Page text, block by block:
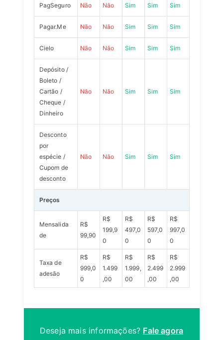
PagSeguro Não Não Sim Sim Sim
Pagar.Me Não Não Sim Sim Sim
Cielo Não Não Sim Sim Sim
Depósito /
Boleto /
Cartão /
Cheque /
Dinheiro
Não Não Sim Sim Sim
Desconto
por
espécie /
Cupom de
desconto
Não Não Sim Sim Sim
Preços
Mensalida
de
R$
99,90
R$
199,9
0
R$
497,0
0
R$
597,0
0
R$
997,0
0
Taxa de
adesão
R$
999,0
0
R$
1.499
,00
R$
1.999,
00
R$
2.499
,00
R$
2.999
,00
Deseja mais informações? Fale agora